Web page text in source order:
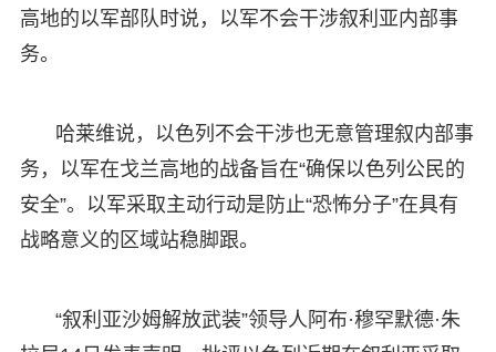
高地的以军部队时说，以军不会干涉叙利亚内部事
务。
哈莱维说，以色列不会干涉也无意管理叙内部事
务，以军在戈兰高地的战备旨在“确保以色列公民的
安全”。以军采取主动行动是防止“恐怖分子”在具有
战略意义的区域站稳脚跟。
“叙利亚沙姆解放武装”领导人阿布·穆罕默德·朱